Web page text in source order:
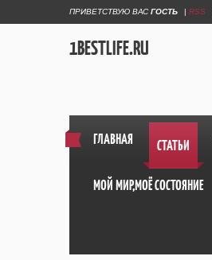
ПРИВЕТСТВУЮ ВАС ГОСТЬ | RSS
1BESTLIFE.RU
ГЛАВНАЯ СТАТЬИ
МОЙ МИР,МОЁ СОСТОЯНИЕ